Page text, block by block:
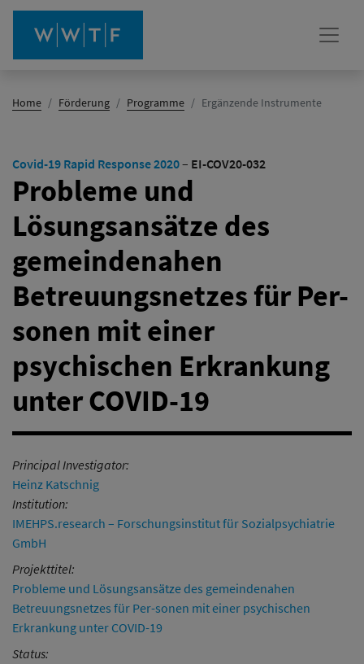
Home Förderung Programme Ergänzende Instrumente(Aktiv)
Covid-19 Rapid Response 2020– EI-COV20-032
Probleme und
Lösungsansätze des
gemeindenahen
Betreuungsnetzes für Per-
sonen mit einer
psychischen Erkrankung
unter COVID-19
Principal Investigator:
Heinz Katschnig
Institution:
IMEHPS.research – Forschungsinstitut für Sozialpsychiatrie
GmbH
Projekttitel:
Probleme und Lösungsansätze des gemeindenahen
Betreuungsnetzes für Per-sonen mit einer psychischen
Erkrankung unter COVID-19
Status: